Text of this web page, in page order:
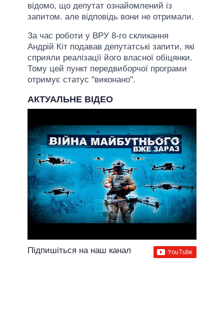
відомо, що депутат ознайомлений із
запитом. але відповідь вони не отримали.
За час роботи у ВРУ 8-го скликання
Андрій Кіт подавав депутатські запити, які
сприяли реалізації його власної обіцянки.
Тому цей пункт передвиборчої програми
отримує статус "виконано".
АКТУАЛЬНЕ ВІДЕО
Підпишіться на наш канал